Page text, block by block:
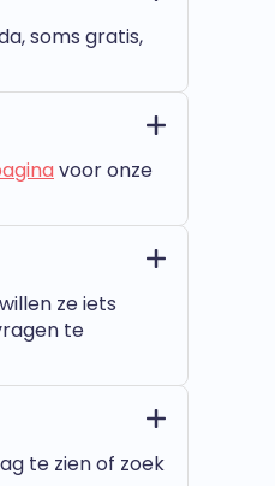
soms gratis,
voor onze
ze iets
te
te zien of zoek